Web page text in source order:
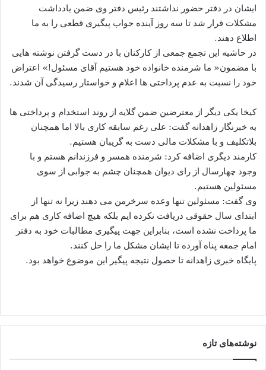
ایشان در دفتر حضور نداشتند رئیس دفتر وی ضمن یادداشت
مشکلات قرار شد تا سه روز آینده جواب پیگیری قطعی را به ما
اطلاع دهند.
در حاشیه این تجمع جمعی از کارکنان با در دست گرفتن نوشته هایی
با مضمون« ما شرمنده خانواده خود هستیم آقای مسئول!» اعتراض
خود را نسبت به عدم پرداختی ها اعلام و خواستار رسیدگی آن شدند.
کیخا یکی دیگر از معترضین ضمن گلایه از روند استخدام و پرداختی ها
به خبرنگار زاهدانه گفت: علی رغم سابقه کاری بالا اما همچنان
بلاتکلیف و با مشکلات مالی دست به گریبان هستیم.
کارمند دیگری اضافه کرد: شرمنده همسر و فرزندانم هستم و با
وجود چهارسال از رای دیوان همچنان چشم به جوابی از سوی
مسئولین هستیم.
وی گفت: مسئولین تنها وعده سرخرمن می دهند زیرا نه تنها از
ابتدای سال حقوقی دریافت نکرده ایم بلکه هیچ اضافه کاری هم برای
ما پرداخت نشده است، بنابراین جهت پیگیری مطالبات خود به دفتر
امام جمعه پناه آورده تا ایشان مشکل ما را حل کنند.
پایگاه خبری زاهدانه تا حصول نتیجه پیگیر این موضوع خواهد بود.
نوشته‌های تازه